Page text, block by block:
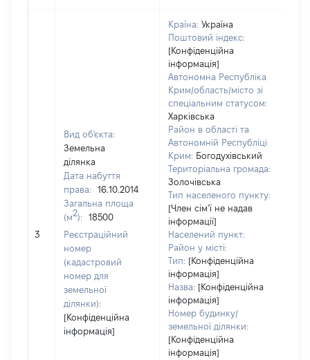
3
Вид об'єкта:
Земельна
ділянка
Дата набуття
права:
16.10.2014
Загальна площа
(м2):
18500
Реєстраційний
номер
(кадастровий
номер для
земельної
ділянки):
[Конфіденційна
інформація]
Країна: Україна
Поштовий індекс:
[Конфіденційна
інформація]
Автономна Республіка
Крим/область/місто зі
спеціальним статусом:
Харківська
Район в області та
Автономній Республіці
Крим: Богодухівський
Територіальна громада:
Золочівська
Тип населеного пункту:
[Член сімʼї не надав
інформації]
Населений пункт:
Район у місті:
Тип: [Конфіденційна
інформація]
Назва: [Конфіденційна
інформація]
Номер будинку/
земельної ділянки:
[Конфіденційна
інформація]